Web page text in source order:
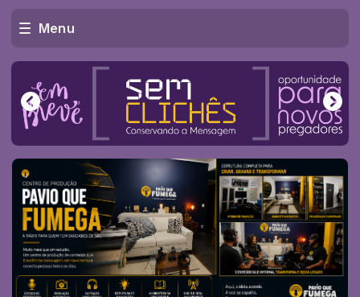
Menu